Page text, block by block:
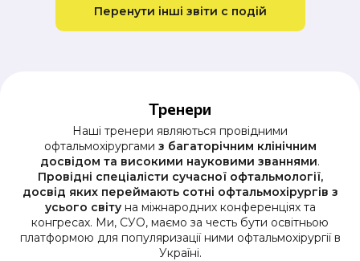
Перенути інші звіти с подій
Тренери
Наші тренери являються провідними
офтальмохірургами з багаторічним клінічним
досвідом та високими науковими званнями.
Провідні спеціалісти сучасної офтальмології,
досвід яких переймають сотні офтальмохірургів з
усього світуна міжнародних конференціях та
конгресах. Ми, СУО, маємо за честь бути освітньою
платформою для популяризації ними офтальмохірургії в
Україні.